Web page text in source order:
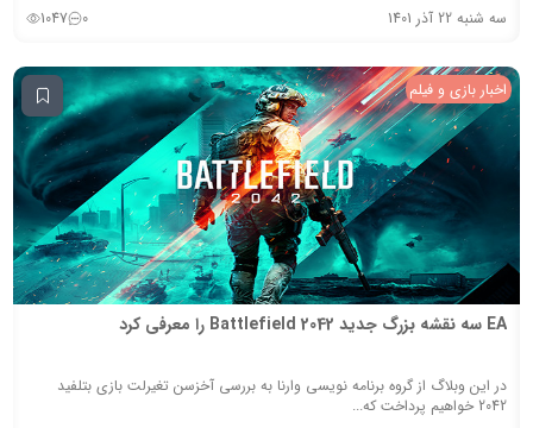
سه شنبه 22 آذر 1401 0
1047
اخبار بازی و فیلم
EA سه نقشه بزرگ جدید Battlefield 2042 را معرفی کرد
در این وبلاگ از گروه برنامه نویسی وارنا به بررسی آخزسن تغیرلت بازی بتلفید
2042 خواهیم پرداخت که...